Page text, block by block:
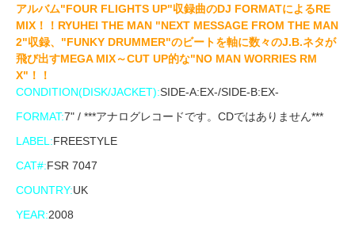
アルバム"FOUR FLIGHTS UP"収録曲のDJ FORMATによるRE
MIX！！RYUHEI THE MAN "NEXT MESSAGE FROM THE MAN
2"収録、"FUNKY DRUMMER"のビートを軸に数々のJ.B.ネタが
飛び出すMEGA MIX～CUT UP的な"NO MAN WORRIES RM
X"！！
CONDITION(DISK/JACKET):SIDE-A:EX-/SIDE-B:EX-
FORMAT:7" / ***アナログレコードです。CDではありません***
LABEL:FREESTYLE
CAT#:FSR 7047
COUNTRY:UK
YEAR:2008